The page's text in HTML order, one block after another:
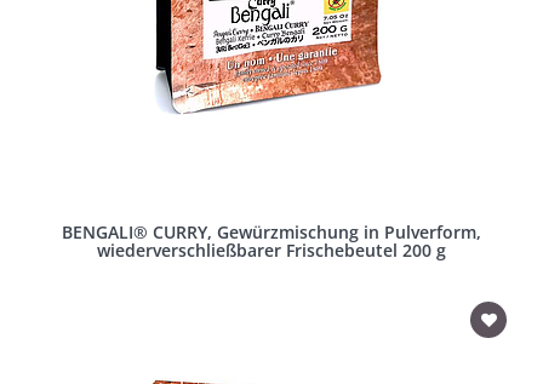
BENGALI® CURRY, Gewürzmischung in Pulverform,
wiederverschließbarer Frischebeutel 200 g